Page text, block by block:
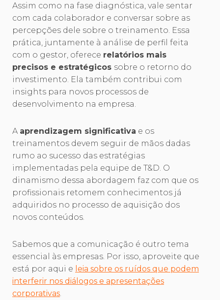
Assim como na fase diagnóstica, vale sentar
com cada colaborador e conversar sobre as
percepções dele sobre o treinamento. Essa
prática, juntamente à análise de perfil feita
com o gestor, oferece relatórios mais
precisos e estratégicos sobre o retorno do
investimento. Ela também contribui com
insights para novos processos de
desenvolvimento na empresa.
A aprendizagem significativa e os
treinamentos devem seguir de mãos dadas
rumo ao sucesso das estratégias
implementadas pela equipe de T&D. O
dinamismo dessa abordagem faz com que os
profissionais retomem conhecimentos já
adquiridos no processo de aquisição dos
novos conteúdos.
Sabemos que a comunicação é outro tema
essencial às empresas. Por isso, aproveite que
está por aqui e leia sobre os ruídos que podem
interferir nos diálogos e apresentações
corporativas.